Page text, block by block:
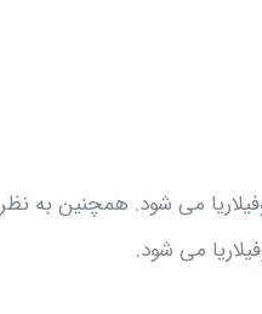
می شود. همچنین به
می شود.